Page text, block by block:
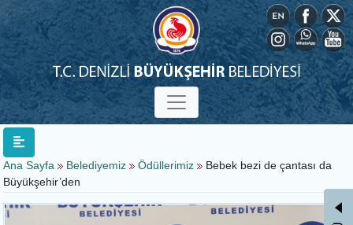
Ana Sayfa Belediyemiz Ödüllerimiz
Bebek bezi de çantası da
Büyükşehir’den